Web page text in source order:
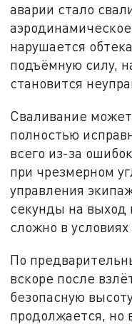
аварии стало
нарушается
подъёмную силу,
становится
Сваливание
полностью
всего из-за
при чрезмерном
управления
секунды на выход
сложно в
По
вскоре после
безопасную
продолжается, но